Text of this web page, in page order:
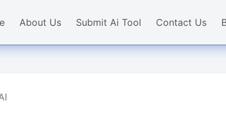
About Us Submit Ai Tool Contact Us